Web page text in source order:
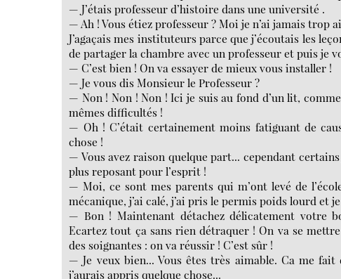
— J’étais professeur d’histoire dans une université .
— Ah ! Vous étiez professeur ? Moi je n’ai jamais trop
J’agaçais mes instituteurs parce que j’écoutais les
de partager la chambre avec un professeur et puis je
— C’est bien ! On va essayer de mieux vous installer !
— Je vous dis Monsieur le Professeur ?
— Non ! Non ! Non ! Ici je suis au fond d’un lit,
mêmes difficultés !
— Oh ! C’était certainement moins fatiguant de
chose !
— Vous avez raison quelque part... cependant
plus reposant pour l’esprit !
— Moi, ce sont mes parents qui m’ont levé de
mécanique, j’ai calé, j’ai pris le permis poids lourd et
— Bon ! Maintenant détachez délicatement votre
Ecartez tout ça sans rien détraquer ! On va se
des soignantes : on va réussir ! C’est sûr !
— Je veux bien... Vous êtes très aimable. Ca me
j’aurais appris quelque chose...